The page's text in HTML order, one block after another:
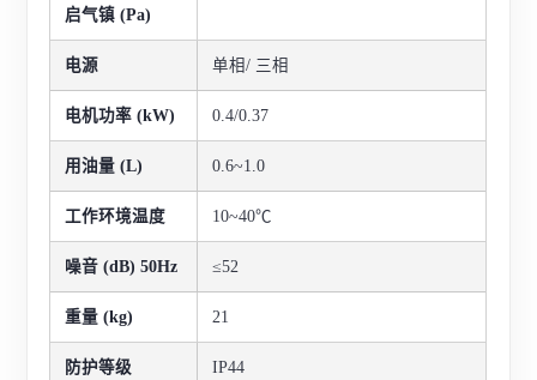
启气镇 (Pa)
电源 单相/ 三相
电机功率 (kW) 0.4/0.37
用油量 (L) 0.6~1.0
工作环境温度 10~40℃
噪音 (dB) 50Hz ≤52
重量 (kg) 21
防护等级 IP44